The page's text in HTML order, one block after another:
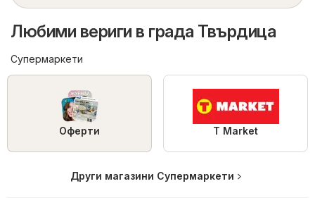
Любими вериги в града Твърдица
Супермаркети
Оферти T Market
Други магазини Супермаркети